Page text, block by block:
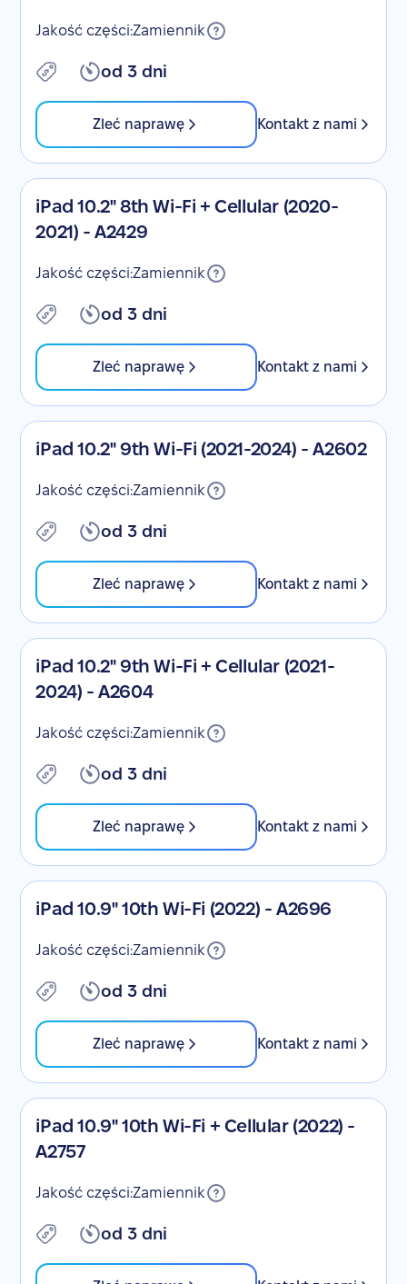
Jakość części:Zamiennik
od 3 dni
Zleć naprawę Kontakt z nami
iPad 10.2" 8th Wi-Fi + Cellular (2020-
2021) - A2429
Jakość części:Zamiennik
od 3 dni
Zleć naprawę Kontakt z nami
iPad 10.2" 9th Wi-Fi (2021-2024) - A2602
Jakość części:Zamiennik
od 3 dni
Zleć naprawę Kontakt z nami
iPad 10.2" 9th Wi-Fi + Cellular (2021-
2024) - A2604
Jakość części:Zamiennik
od 3 dni
Zleć naprawę Kontakt z nami
iPad 10.9" 10th Wi-Fi (2022) - A2696
Jakość części:Zamiennik
od 3 dni
Zleć naprawę Kontakt z nami
iPad 10.9" 10th Wi-Fi + Cellular (2022) -
A2757
Jakość części:Zamiennik
od 3 dni